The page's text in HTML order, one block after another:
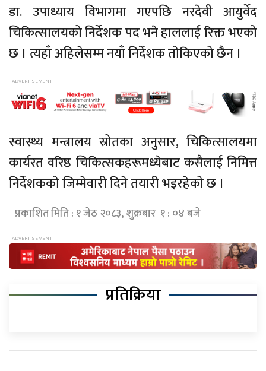
डा. उपाध्याय विभागमा गएपछि नरदेवी आयुर्वेद
चिकित्सालयको निर्देशक पद भने हाललाई रिक्त भएको
छ । त्यहाँ अहिलेसम्म नयाँ निर्देशक तोकिएको छैन ।
स्वास्थ्य मन्त्रालय स्रोतका अनुसार, चिकित्सालयमा
कार्यरत वरिष्ठ चिकित्सकहरूमध्येबाट कसैलाई निमित्त
निर्देशकको जिम्मेवारी दिने तयारी भइरहेको छ ।
प्रकाशित मिति : १ जेठ २०८३, शुक्रबार १ : ०४ बजे
प्रतिक्रिया